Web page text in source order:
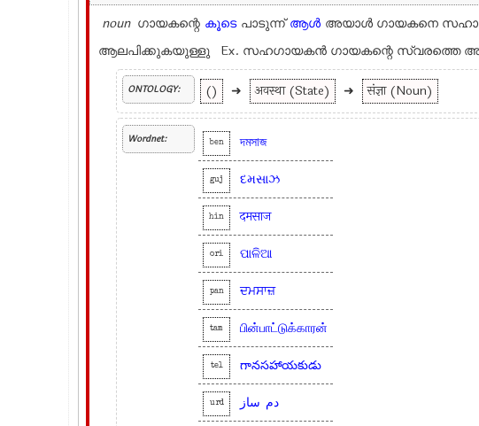
noun ഗായകന്റെ കൂടെപാടുന്ന്ആള്‍ അയാള്‍ ഗായകനെ
ആലപിക്കുകയുള്ളു Ex. സഹഗായകന്‍ ഗായകന്റെ സ്വരത്തെ
ONTOLOGY: () ➜ अवस्था (State) ➜ संज्ञा (Noun)
Wordnet: ben দমসাজ
guj દમસાઝ
hin दमसाज
ori ପାଳିଆ
pan ਦਮਸਾਜ਼
tam பின்பாட்டுக்காரன்
tel గానసహాయకుడు
urd دم ساز